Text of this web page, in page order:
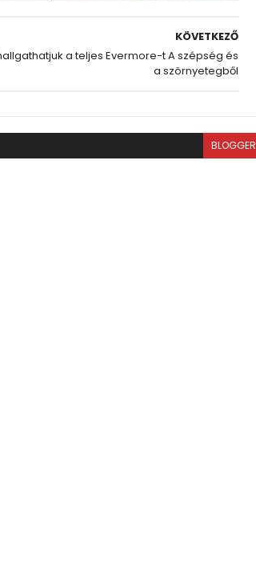
KÖVETKEZŐ
a teljes Evermore-t A szépség és
a szörnyetegből
BLOGGER